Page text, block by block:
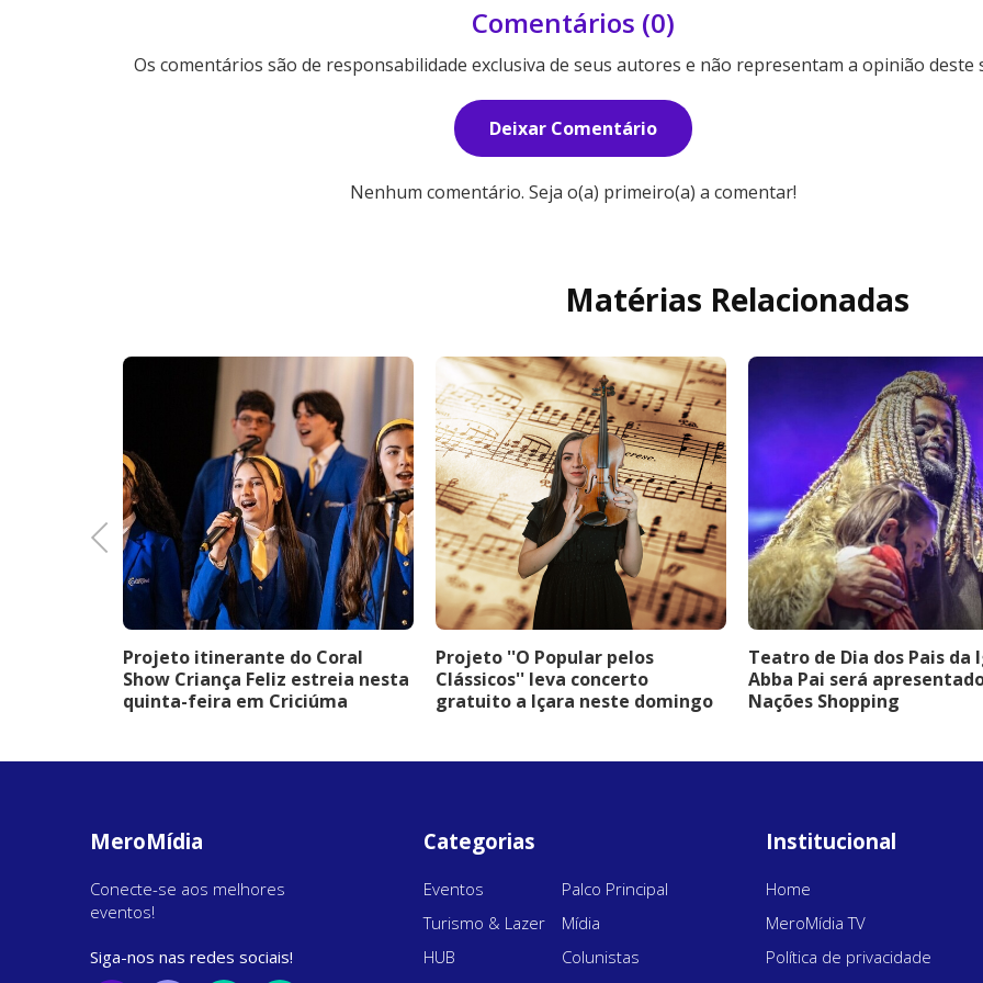
Comentários (0)
Os comentários são de responsabilidade exclusiva de seus autores e não representam a opinião deste
Deixar Comentário
Nenhum comentário. Seja o(a) primeiro(a) a comentar!
Matérias Relacionadas
Previous
Projeto itinerante do Coral
Show Criança Feliz estreia nesta
quinta-feira em Criciúma
Projeto ''O Popular pelos
Clássicos'' leva concerto
gratuito a Içara neste domingo
Teatro de Dia dos Pais da
Abba Pai será
Nações Shopping
MeroMídia
Conecte-se aos melhores
eventos!
Siga-nos nas redes sociais!
Categorias
Eventos
Palco Principal
Turismo & Lazer
Mídia
HUB
Colunistas
Institucional
Home
MeroMídia TV
Política de privacidade